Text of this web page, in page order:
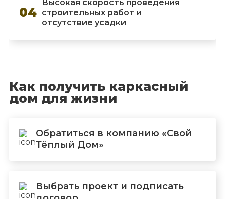
вы получите каркасник с дополнительным
утеплением и наружной отделкой. Срок службы
такого сборного дома составит 50 лет или более:
Высокая скорость проведения
строительных работ и
отсутствие усадки
Как получить каркасный
дом для жизни
Обратиться в компанию «Свой
Тёплый Дом»
Выбрать проект и подписать